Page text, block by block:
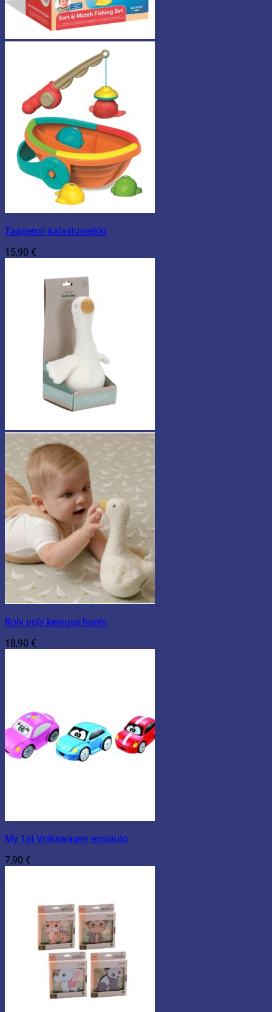
Taaperon kalastusleikki
15,90 €
Roly poly keinuva hanhi
18,90 €
My 1st Volkswagen ensiauto
7,90 €